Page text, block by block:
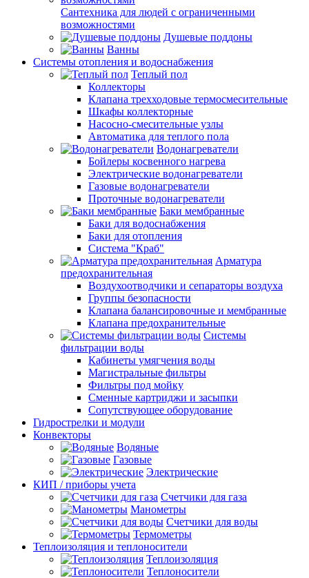
Сантехника для людей с ограниченными
возможностями
Душевые поддоны
Ванны
Системы отопления и водоснабжения
Теплый пол
Коллекторы
Клапана трехходовые термосмесительные
Шкафы коллекторные
Насосно-смесительные узлы
Автоматика для теплого пола
Водонагреватели
Бойлеры косвенного нагрева
Электрические водонагреватели
Газовые водонагреватели
Проточные водонагреватели
Баки мембранные
Баки для водоснабжения
Баки для отопления
Система "Краб"
Арматура
предохранительная
Воздухоотводчики и сепараторы воздуха
Группы безопасности
Клапана балансировочные и мембранные
Клапана предохранительные
Системы
фильтрации воды
Кабинеты умягчения воды
Магистральные фильтры
Фильтры под мойку
Сменные картриджи и засыпки
Сопутствующее оборудование
Гидрострелки и модули
Конвекторы
Водяные
Газовые
Электрические
КИП / приборы учета
Счетчики для газа
Манометры
Счетчики для воды
Термометры
Теплоизоляция и теплоносители
Теплоизоляция
Теплоносители